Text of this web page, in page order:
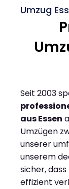
Umzug
Seit 2003
aus Essen
Umzügen
unserer
unserem
sicher,
effizient